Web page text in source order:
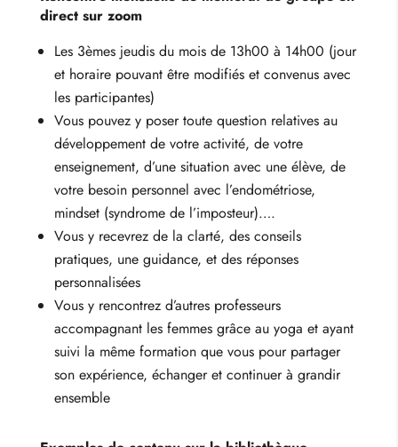
direct sur zoom
Les 3èmes jeudis du mois de 13h00 à 14h00 (jour
et horaire pouvant être modifiés et convenus avec
les participantes)
Vous pouvez y poser toute question relatives au
développement de votre activité, de votre
enseignement, d’une situation avec une élève, de
votre besoin personnel avec l’endométriose,
mindset (syndrome de l’imposteur)….
Vous y recevrez de la clarté, des conseils
pratiques, une guidance, et des réponses
personnalisées
Vous y rencontrez d’autres professeurs
accompagnant les femmes grâce au yoga et ayant
suivi la même formation que vous pour partager
son expérience, échanger et continuer à grandir
ensemble